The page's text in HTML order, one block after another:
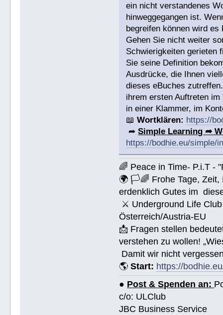
ein nicht verstandenes
hinweggegangen ist.
begreifen können wird
Gehen Sie nicht weiter
Schwierigkeiten gerieten
Sie seine Definition
Ausdrücke, die Ihnen
dieses eBuches
ihrem ersten Auftreten
in einer Klammer, im
📖Wortklären: https://
➦Simple Learning ➦
https://bodhie.eu/simple/
🌈 Peace in Time- P.i.T
🌍 🏳🌈 Frohe Tage, Zeit,
erdenklich Gutes im
⚔ Underground Life
Österreich/Austria-EU
📩 Fragen stellen
verstehen zu wollen!
Damit wir nicht
🌎Start: https://
● Post & Spenden an:
c/o: ULClub
JBC Business Service